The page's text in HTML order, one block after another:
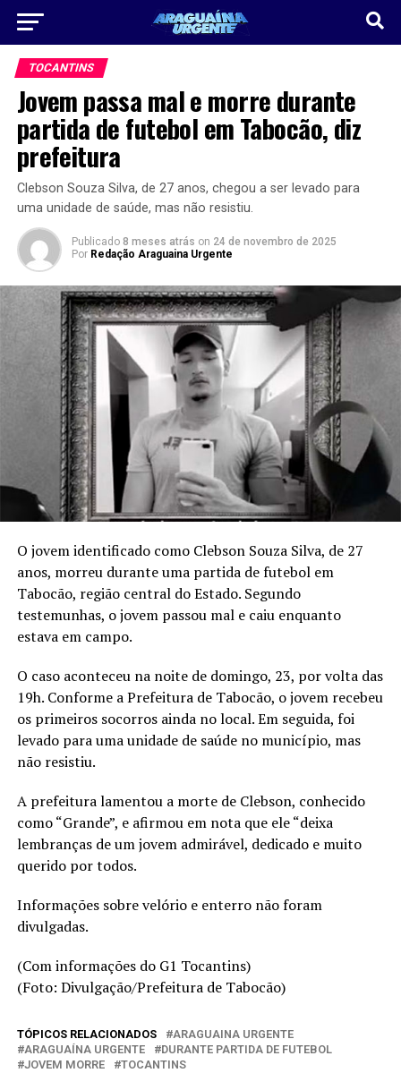
TOCANTINS
Jovem passa mal e morre durante
partida de futebol em Tabocão, diz
prefeitura
Clebson Souza Silva, de 27 anos, chegou a ser levado para
uma unidade de saúde, mas não resistiu.
Publicado 8 meses atrás on 24 de novembro de 2025
Por Redação Araguaina Urgente
O jovem identificado como Clebson Souza Silva, de 27
anos, morreu durante uma partida de futebol em
Tabocão, região central do Estado. Segundo
testemunhas, o jovem passou mal e caiu enquanto
estava em campo.
O caso aconteceu na noite de domingo, 23, por volta das
19h. Conforme a Prefeitura de Tabocão, o jovem recebeu
os primeiros socorros ainda no local. Em seguida, foi
levado para uma unidade de saúde no município, mas
não resistiu.
A prefeitura lamentou a morte de Clebson, conhecido
como “Grande”, e afirmou em nota que ele “deixa
lembranças de um jovem admirável, dedicado e muito
querido por todos.
Informações sobre velório e enterro não foram
divulgadas.
(Com informações do G1 Tocantins)
(Foto: Divulgação/Prefeitura de Tabocão)
TÓPICOS RELACIONADOS
ARAGUAINA URGENTE
ARAGUAÍNA URGENTE
DURANTE PARTIDA DE FUTEBOL
JOVEM MORRE
TOCANTINS